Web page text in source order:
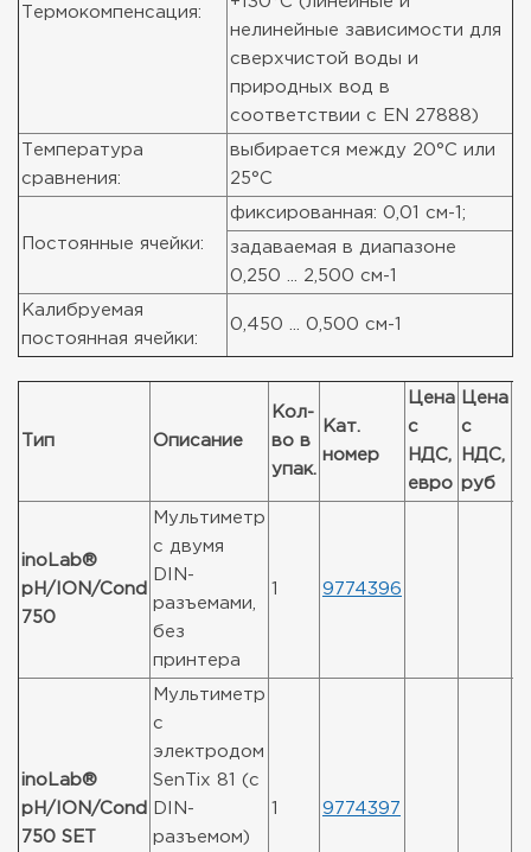
Термокомпенсация:
нелинейные зависимости для
сверхчистой воды и
природных вод в
соответствии с EN 27888)
Температура
сравнения:
выбирается между 20°C или
25°C
Постоянные ячейки:
фиксированная: 0,01 см-1;
задаваемая в диапазоне
0,250 ... 2,500 см-1
Калибруемая
постоянная ячейки:
0,450 ... 0,500 см-1
Тип Описание
Кол-
во в
упак.
Кат.
номер
Цена
с
НДС,
евро
Цена
с
НДС,
руб
inoLab®
pH/ION/Cond
750
Мультиметр
с двумя
DIN-
разъемами,
без
принтера
1 9774396
inoLab®
pH/ION/Cond
750 SET
Мультиметр
с
электродом
SenTix 81 (с
DIN-
разъемом)
1 9774397